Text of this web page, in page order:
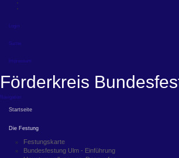
Login
Suche
Impressum
Förderkreis
Navigation
Startseite
Die Festung
Festungskarte
Bundesfestung Ulm - Einführung